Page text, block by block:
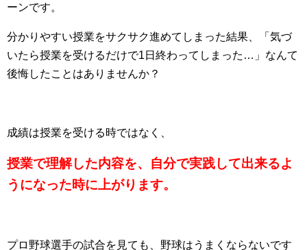
ーンです。
分かりやすい授業をサクサク進めてしまった結果、「気づ
いたら授業を受けるだけで1日終わってしまった…」なんて
後悔したことはありませんか？
成績は授業を受ける時ではなく、
授業で理解した内容を、自分で実践して出来るよ
うになった時に上がります。
プロ野球選手の試合を見ても、野球はうまくならないです